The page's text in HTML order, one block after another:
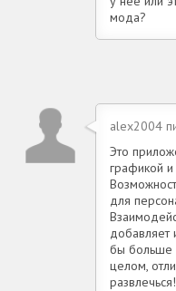
мода?
alex2004
Это
графикой
для
добавляет
бы больше
целом,
развлечься!